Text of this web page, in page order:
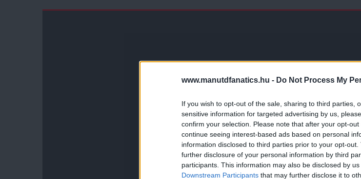
www.manutdfanatics.hu - Do Not Process My
If you wish to opt-out of the sale, sharing to third parties,
sensitive information for targeted advertising by us,
confirm your selection. Please note that after your opt-
continue seeing interest-based ads based on personal
information disclosed to third parties prior to your opt-
further disclosure of your personal information by third
participants. This information may also be disclosed by
Downstream Participants that may further disclose it to